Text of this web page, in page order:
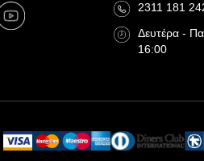
2311 181
Δευτέρα -
16:00